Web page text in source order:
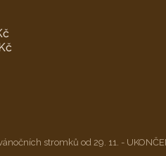
stromků od 29. 11. -